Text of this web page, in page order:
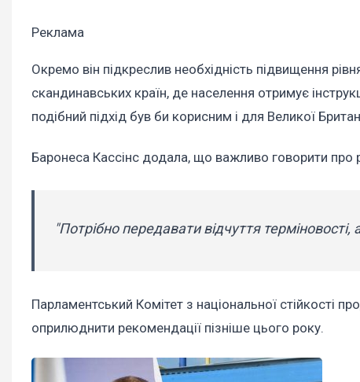
Реклама
Окремо він підкреслив необхідність підвищення
скандинавських країн, де населення отримує
подібний підхід був би корисним і для Великої
Баронеса Кассінс додала, що важливо говорити про
"Потрібно передавати відчуття
Парламентський Комітет з національної стійкості
оприлюднити рекомендації пізніше цього року.